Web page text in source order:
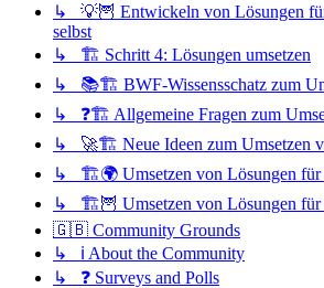
↳ 💡🦉 Entwickeln von Lösungen
selbst
↳ 🏗️ Schritt 4: Lösungen umsetzen
↳ 📚🏗️ BWF-Wissensschatz zum
↳ ❓🏗️ Allgemeine Fragen zum
↳ 🚀🏗️ Neue Ideen zum Umsetzen
↳ 🏗️🌍 Umsetzen von Lösungen für
↳ 🏗️🦉 Umsetzen von Lösungen für
🇬🇧 Community Grounds
↳ ℹ️ About the Community
↳ ❓ Surveys and Polls